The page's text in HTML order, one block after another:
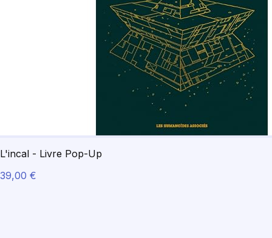
L'incal - Livre Pop-Up
39,00 €